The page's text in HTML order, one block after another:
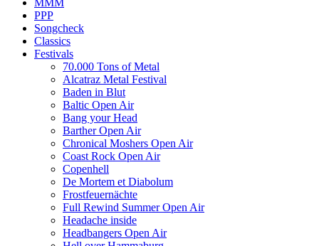
MMM
PPP
Songcheck
Classics
Festivals
70.000 Tons of Metal
Alcatraz Metal Festival
Baden in Blut
Baltic Open Air
Bang your Head
Barther Open Air
Chronical Moshers Open Air
Coast Rock Open Air
Copenhell
De Mortem et Diabolum
Frostfeuernächte
Full Rewind Summer Open Air
Headache inside
Headbangers Open Air